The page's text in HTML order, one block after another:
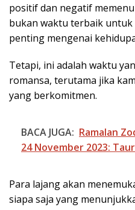
positif dan negatif
bukan waktu terbaik
penting mengenai
Tetapi, ini adalah waktu
romansa, terutama jika
yang berkomitmen.
BACA JUGA: Ramalan
24 November 2023:
Para lajang akan
siapa saja yang